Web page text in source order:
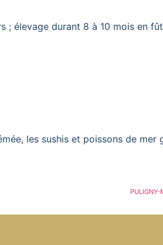
élevage durant 8 à 10 mois en
les sushis et poissons de